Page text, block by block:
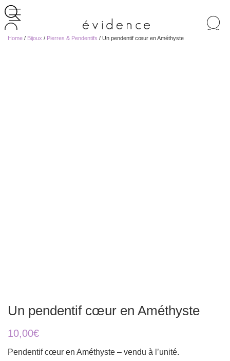
de
Home / Bijoux / Pierres & Pendentifs / Un pendentif cœur en Améthyste
Un pendentif cœur en Améthyste
10,00€
Pendentif cœur en Améthyste – vendu à l’unité.